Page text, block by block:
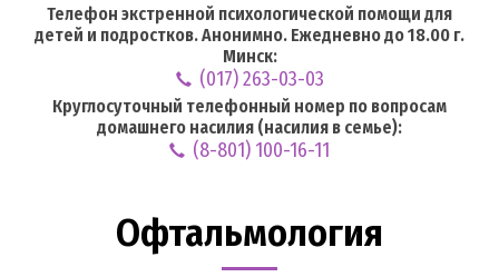
Телефон экстренной психологической помощи для
детей и подростков. Анонимно. Ежедневно до 18.00 г.
Минск:
(017) 263-03-03
Круглосуточный телефонный номер по вопросам
домашнего насилия (насилия в семье):
(8-801) 100-16-11
Офтальмология